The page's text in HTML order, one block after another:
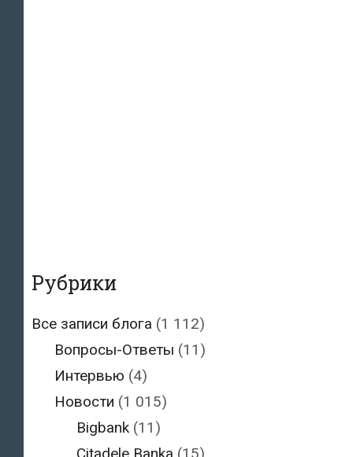
Рубрики
Все записи блога (1 112)
Вопросы-Ответы (11)
Интервью (4)
Новости (1 015)
Bigbank (11)